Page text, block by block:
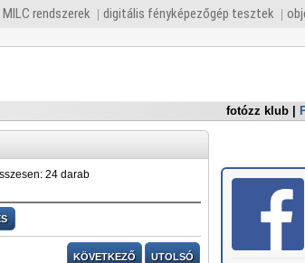
MILC rendszerek digitális fényképezőgép tesztek
fotózz klub
24 darab
KÖVETKEZŐ UTOLSÓ